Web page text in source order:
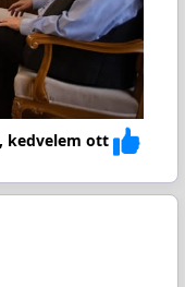
kedvelem ott